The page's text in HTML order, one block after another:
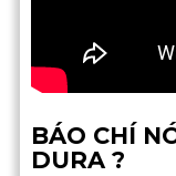
BÁO CHÍ
DURA ?